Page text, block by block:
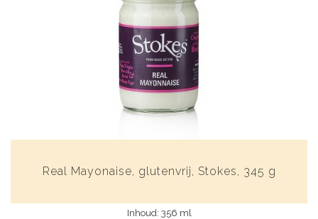
Real Mayonaise, glutenvrij, Stokes, 345 g
Inhoud: 356 ml